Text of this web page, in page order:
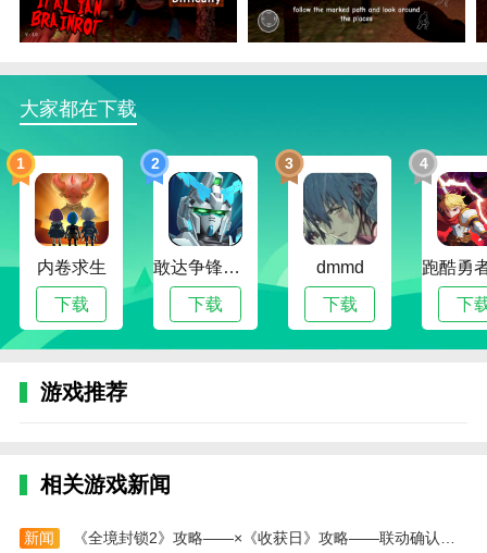
玩家解决很多谜题。
1、在本页面进行下载，打开游戏，点击“玩”进入冒
险。
2、选择你的年龄设定，不同年龄层的恐怖程度是
有区别的，根据自己的承受力来选择。
3、玩家的目标是收集公园里的七种诡异生物，用
手电筒找到他们来进行抓捕。
4、首先遇到的就是最简单的小鲨鱼，它没有攻击
力，照射清晰后，就能轻松抓到它。
定要赶紧逃跑。
本站为您提供外国山海经 手游下载的 手机游戏 ，
欢迎大家记住本站网址，本站是您下载安卓手游app最
大家都在下载
1
内卷求生
下载
2
敢达争锋对决无限钻石版
下载
3
dmmd
下载
4
下
游戏推荐
相关游戏新闻
新闻 《全境封锁2》攻略——×《收获日》攻略——联动确认！定档7月15日